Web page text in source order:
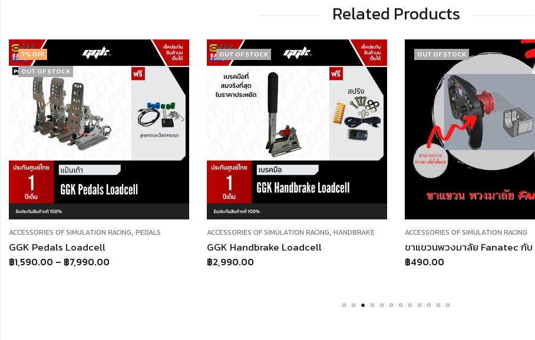
Related Products
OUT OF STOCK
ACCESSORIES OF SIMULATION RACING,HANDBRAKE
GGK Handbrake Loadcell
฿2,990.00
OUT OF STOCK
ACCESSORIES OF SIMULATION RACING
฿490.00
13% OFF
OUT OF STOCK
ACCESSORIES OF SIMULATION RACING
฿13,990.00